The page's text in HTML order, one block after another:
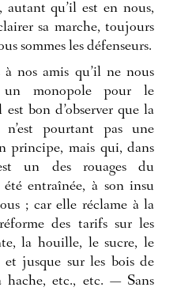
autant qu’il est en nous,
sa marche, toujours
sommes les défenseurs.
nos amis qu’il ne nous
un monopole pour le
bon d’observer que la
pourtant pas une
principe, mais qui, dans
un des rouages du
entraînée, à son insu
; car elle réclame à la
des tarifs sur les
la houille, le sucre, le
et jusque sur les bois de
hache, etc., etc. — Sans